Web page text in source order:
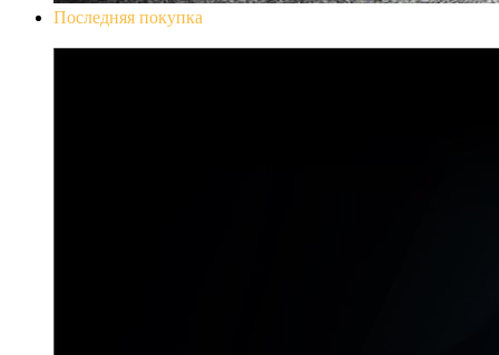
Последняя покупка